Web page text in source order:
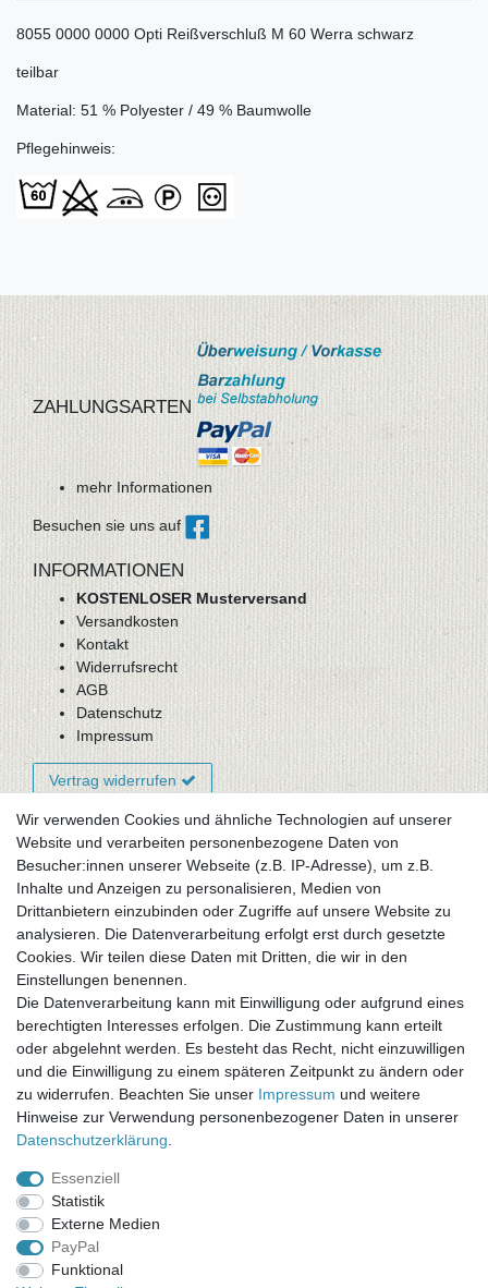
8055 0000 0000 Opti Reißverschluß M 60 Werra schwarz
teilbar
Material: 51 % Polyester / 49 % Baumwolle
Pflegehinweis:
ZAHLUNGSARTEN
mehr Informationen
Besuchen sie uns auf
INFORMATIONEN
KOSTENLOSER Musterversand
Versandkosten
Kontakt
Widerrufsrecht
AGB
Datenschutz
Impressum
Vertrag widerrufen
Newsletter-Anmeldung
FAQ / Fragen
Mein Warenkorb
Mein Merkzettel
Mein Konto
UNSER LADENGESCHÄFT
Gottlieb-Daimler-Str. 10
33334 Gütersloh
ÖFFNUNGSZEITEN
Montag - Dienstag: 8.00 - 18.00 Uhr, Mittwoch Ruhetag,
Donnerstag: 8.00 - 18.00 Uhr, Freitag 8.00 - 14.00 Uhr
KUNDENSERVICE
Telefon: (05241) 403 22 38
E-Mail: info@stoffamstueck.de
Wir verwenden Cookies und ähnliche Technologien auf unserer
Website und verarbeiten personenbezogene Daten von
Besucher:innen unserer Webseite (z.B. IP-Adresse), um z.B.
Inhalte und Anzeigen zu personalisieren, Medien von
Drittanbietern einzubinden oder Zugriffe auf unsere Website zu
analysieren. Die Datenverarbeitung erfolgt erst durch gesetzte
Cookies. Wir teilen diese Daten mit Dritten, die wir in den
Einstellungen benennen.
Die Datenverarbeitung kann mit Einwilligung oder aufgrund eines
berechtigten Interesses erfolgen. Die Zustimmung kann erteilt
oder abgelehnt werden. Es besteht das Recht, nicht einzuwilligen
und die Einwilligung zu einem späteren Zeitpunkt zu ändern oder
zu widerrufen. Beachten Sie unser Impressum und weitere
Hinweise zur Verwendung personenbezogener Daten in unserer
Daten­schutz­erklärung
Essenziell
Statistik
Externe Medien
PayPal
Funktional